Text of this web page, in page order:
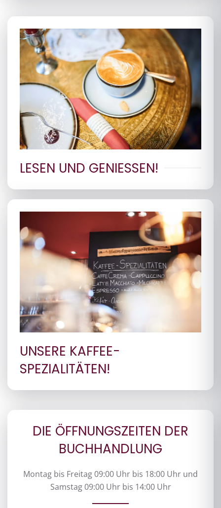
LESEN UND GENIESSEN!
UNSERE KAFFEE-
SPEZIALITÄTEN!
DIE ÖFFNUNGSZEITEN DER
BUCHHANDLUNG
Montag bis Freitag 09:00 Uhr bis 18:00 Uhr und
Samstag 09:00 Uhr bis 14:00 Uhr